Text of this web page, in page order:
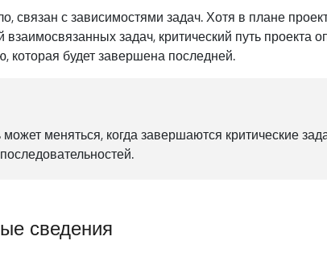
связан с зависимостями задач. Хотя в плане
взаимосвязанных задач, критический путь проекта
которая будет завершена последней.
может меняться, когда завершаются критические
сведения